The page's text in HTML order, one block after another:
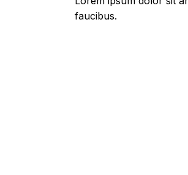
faucibus.